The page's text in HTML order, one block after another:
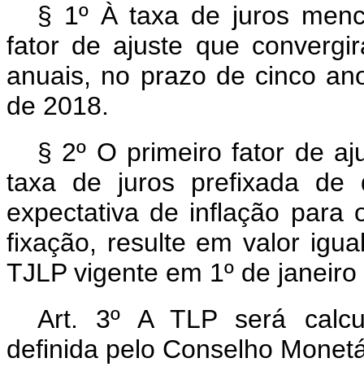
§ 1º À taxa de juros
fator de ajuste que
anuais, no prazo de cinco
de 2018.
§ 2º O primeiro fator de
taxa de juros prefixada
expectativa de inflação para
fixação, resulte em valor
TJLP vigente em 1º de
Art. 3º A TLP será
definida pelo Conselho